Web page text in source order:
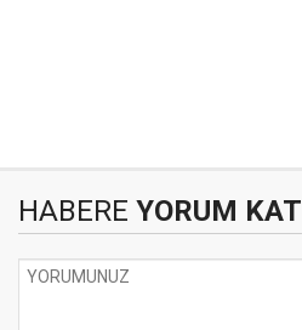
HABERE YORUM KAT